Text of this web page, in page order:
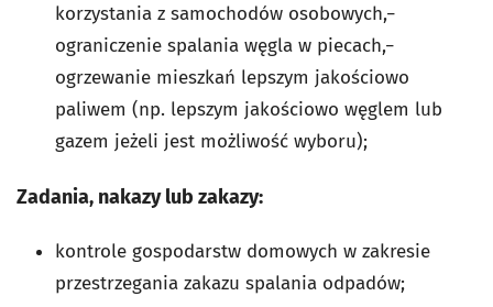
korzystania z samochodów osobowych,−
ograniczenie spalania węgla w piecach,−
ogrzewanie mieszkań lepszym jakościowo
paliwem (np. lepszym jakościowo węglem lub
gazem jeżeli jest możliwość wyboru);
Zadania, nakazy lub zakazy:
kontrole gospodarstw domowych w zakresie
przestrzegania zakazu spalania odpadów;